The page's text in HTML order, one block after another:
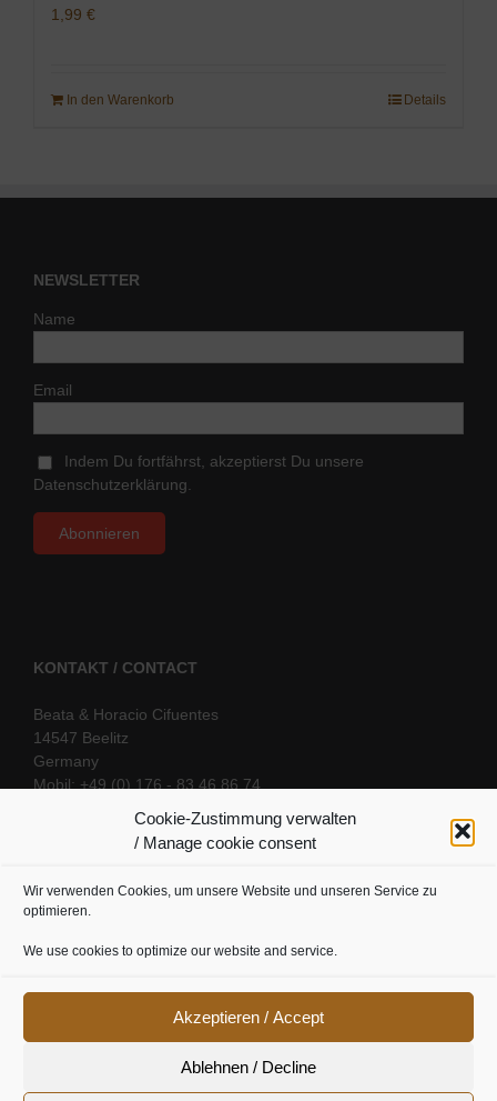
Cookie-Zustimmung verwalten
/ Manage cookie consent
Wir verwenden Cookies, um unsere Website und unseren Service zu
optimieren.
We use cookies to optimize our website and service.
Akzeptieren / Accept
Ablehnen / Decline
1,99 €
In den Warenkorb Details
NEWSLETTER
Name
Email
Indem Du fortfährst, akzeptierst Du unsere
Datenschutzerklärung.
KONTAKT / CONTACT
Beata & Horacio Cifuentes
14547 Beelitz
Germany
Mobil: +49 (0) 176 - 83 46 86 74
SOCIAL LINKS